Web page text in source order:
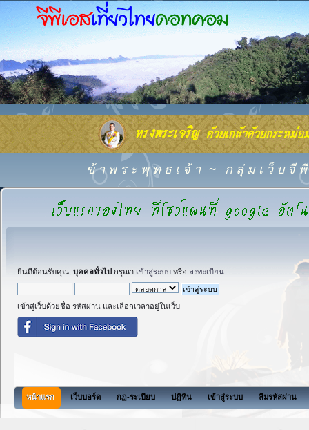
ข้ า พ ร ะ พุ ท ธ เ จ้ า ~ ก ลุ่ ม เ ว็ บ จี
ยินดีต้อนรับคุณ, บุคคลทั่วไป กรุณา เข้าสู่ระบบ หรือ ลงทะเบียน
เข้าสู่เว็บด้วยชื่อ รหัสผ่าน และเลือกเวลาอยู่ในเว็บ
หน้าแรก เว็บบอร์ด กฏ-ระเบียบ ปฏิทิน เข้าสู่ระบบ ลืมรหัสผ่าน